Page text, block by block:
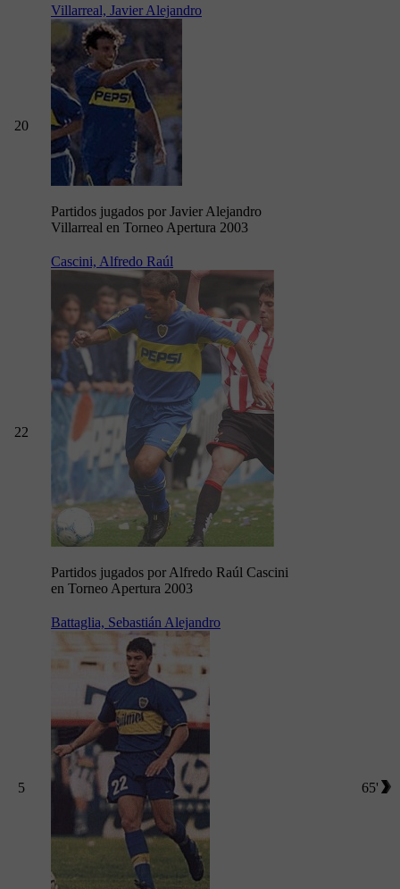
20
Villarreal, Javier Alejandro
Partidos jugados por Javier Alejandro
Villarreal en Torneo Apertura 2003
22
Cascini, Alfredo Raúl
Partidos jugados por Alfredo Raúl Cascini
en Torneo Apertura 2003
5
Battaglia, Sebastián Alejandro
65'